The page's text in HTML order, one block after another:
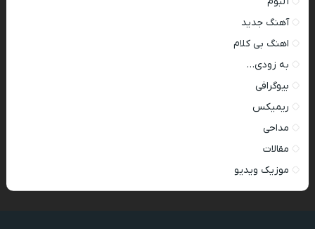
آهنگ جدید
اهنگ بی کلام
به زودی…
بیوگرافی
ریمیکس
مداحی
مقالات
موزیک ویدیو